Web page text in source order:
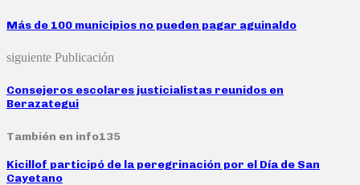
Más de 100 municipios no pueden pagar aguinaldo
siguiente Publicación
Consejeros escolares justicialistas reunidos en
Berazategui
También en info135
Kicillof participó de la peregrinación por el Día de San
Cayetano